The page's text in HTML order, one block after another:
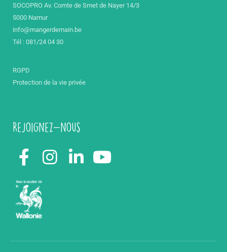
SOCOPRO Av. Comte de Smet de Nayer 14/3
5000 Namur
info@mangerdemain.be
Tél : 081/24 04 30
RGPD
Protection de la vie privée
Rejoignez-nous